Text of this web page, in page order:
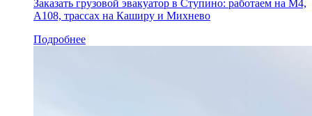
Заказать грузовой эвакуатор в Ступино: работаем на М4,
А108, трассах на Каширу и Михнево
Подробнее